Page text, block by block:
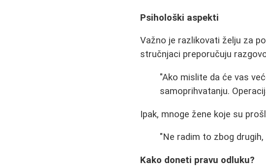
Psihološki aspekti
Važno je razlikovati želju za
stručnjaci preporučuju
"Ako mislite da će vas
samoprihvatanju.
Ipak, mnoge žene koje su
"Ne radim to zbog
Kako doneti pravu odluku?